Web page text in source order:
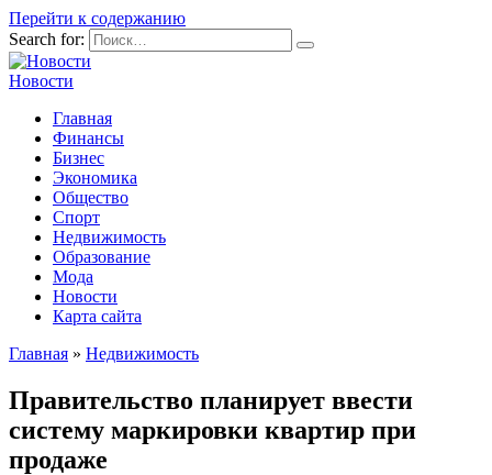
Перейти к содержанию
Search for:
Новости
Главная
Финансы
Бизнес
Экономика
Общество
Спорт
Недвижимость
Образование
Мода
Новости
Карта сайта
Главная » Недвижимость
Правительство планирует ввести
систему маркировки квартир при
продаже